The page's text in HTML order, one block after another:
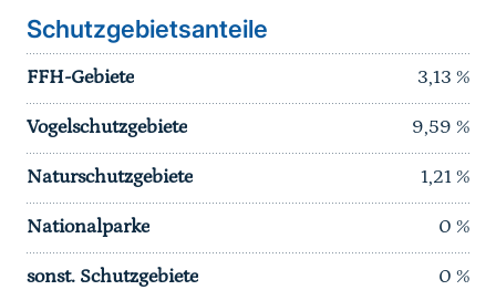
Schutzgebietsanteile
FFH-Gebiete 3,13 %
Vogelschutzgebiete 9,59 %
Naturschutzgebiete 1,21 %
Nationalparke 0 %
sonst. Schutzgebiete 0 %